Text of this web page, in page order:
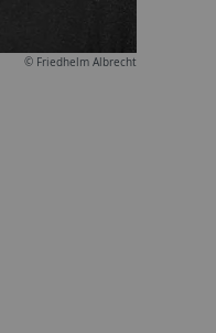
© Friedhelm Albrecht